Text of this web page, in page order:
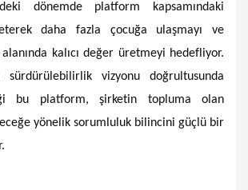
dönemde platform kapsamındaki
daha fazla çocuğa ulaşmayı ve
kalıcı değer üretmeyi hedefliyor.
sürdürülebilirlik vizyonu doğrultusunda
bu platform, şirketin topluma olan
yönelik sorumluluk bilincini güçlü bir